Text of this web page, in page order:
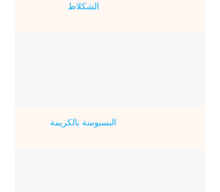
الشكلاط
البسبوسة بالكريمة